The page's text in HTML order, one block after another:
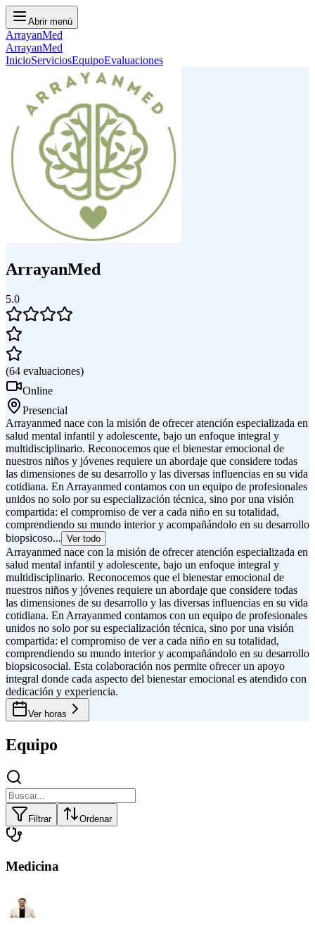
Abrir menú
ArrayanMed
ArrayanMed
InicioServiciosEquipoEvaluaciones
ArrayanMed
5.0
(64 evaluaciones)
Online
Presencial
Arrayanmed nace con la misión de ofrecer atención especializada en
salud mental infantil y adolescente, bajo un enfoque integral y
multidisciplinario. Reconocemos que el bienestar emocional de
nuestros niños y jóvenes requiere un abordaje que considere todas
las dimensiones de su desarrollo y las diversas influencias en su vida
cotidiana. En Arrayanmed contamos con un equipo de profesionales
unidos no solo por su especialización técnica, sino por una visión
compartida: el compromiso de ver a cada niño en su totalidad,
comprendiendo su mundo interior y acompañándolo en su desarrollo
biopsicoso... Ver todo
Arrayanmed nace con la misión de ofrecer atención especializada en
salud mental infantil y adolescente, bajo un enfoque integral y
multidisciplinario. Reconocemos que el bienestar emocional de
nuestros niños y jóvenes requiere un abordaje que considere todas
las dimensiones de su desarrollo y las diversas influencias en su vida
cotidiana. En Arrayanmed contamos con un equipo de profesionales
unidos no solo por su especialización técnica, sino por una visión
compartida: el compromiso de ver a cada niño en su totalidad,
comprendiendo su mundo interior y acompañándolo en su desarrollo
biopsicosocial. Esta colaboración nos permite ofrecer un apoyo
integral donde cada aspecto del bienestar emocional es atendido con
dedicación y experiencia.
Ver horas
Equipo
Filtrar Ordenar
Medicina